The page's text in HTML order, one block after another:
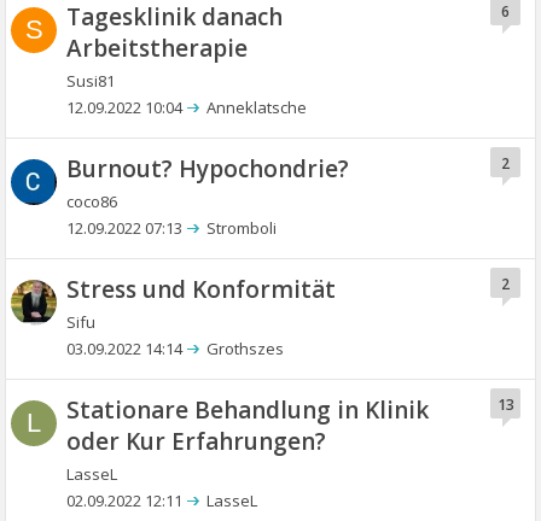
S
Tagesklinik danach
Arbeitstherapie
Susi81
6
12.09.2022 10:04 Anneklatsche
Burnout? Hypochondrie?
coco86
2
12.09.2022 07:13 Stromboli
Stress und Konformität
Sifu
2
03.09.2022 14:14 Grothszes
L
Stationare Behandlung in Klinik
oder Kur Erfahrungen?
LasseL
13
02.09.2022 12:11 LasseL